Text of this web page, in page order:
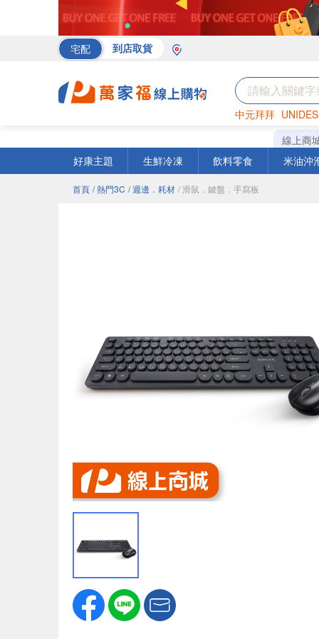
宅配 到店取貨
中元拜拜
巧克力 罐頭
線上商
好康主題
生鮮冷凍 飲料零食 米油沖
首頁 / 熱門3C / 週邊．耗材 / 滑鼠．鍵盤．手寫板